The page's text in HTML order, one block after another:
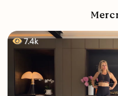
7.4k